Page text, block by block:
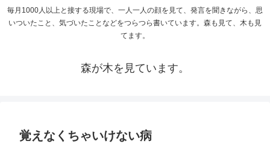
毎月1000人以上と接する現場で、一人一人の顔を見て、発言を聞きながら、思
いついたこと、気づいたことなどをつらつら書いています。森も見て、木も見
てます。
森が木を見ています。
覚えなくちゃいけない病